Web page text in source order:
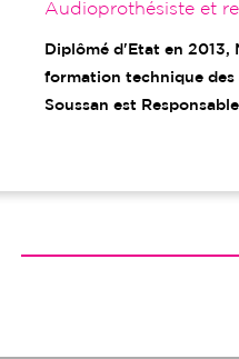
Audioprothésiste et
Diplômé d'Etat en 2013,
formation technique des
Soussan est